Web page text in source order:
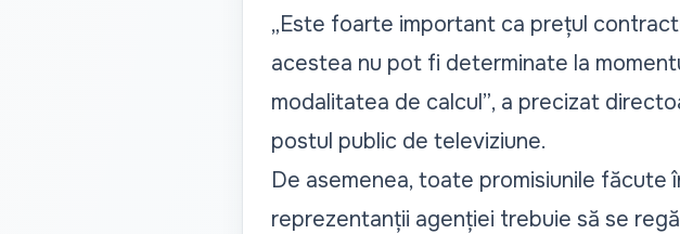
„Este foarte important ca prețul
acestea nu pot fi determinate la
modalitatea de calcul”, a precizat
postul public de televiziune.
De asemenea, toate promisiunile făcute
reprezentanții agenției trebuie să se